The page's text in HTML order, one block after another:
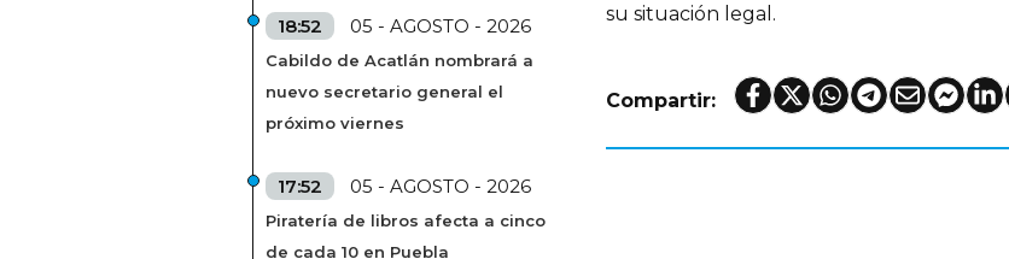
18:52 05 - AGOSTO - 2026
Cabildo de Acatlán nombrará a
nuevo secretario general el
próximo viernes
17:52 05 - AGOSTO - 2026
Piratería de libros afecta a cinco
de cada 10 en Puebla
su situación legal.
Compartir: